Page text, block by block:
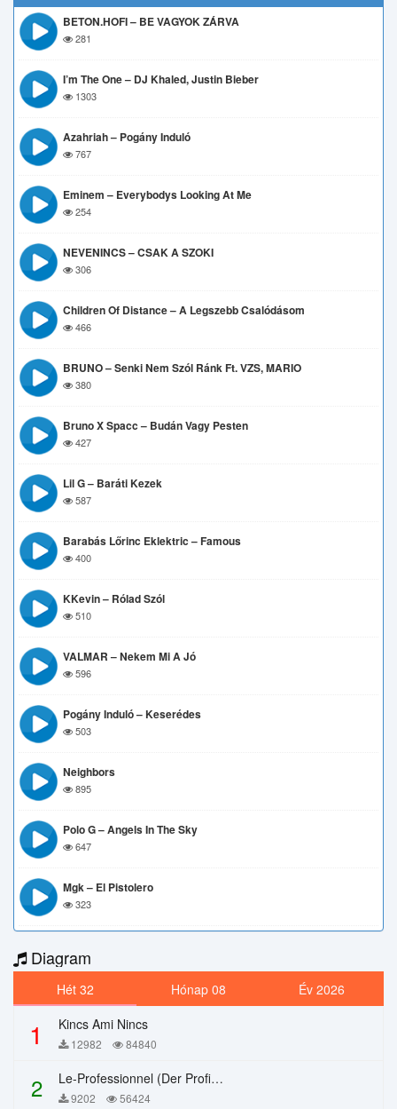
BETON.HOFI – BE VAGYOK ZÁRVA
281
I’m The One – DJ Khaled, Justin Bieber
1303
Azahriah – Pogány Induló
767
Eminem – Everybodys Looking At Me
254
NEVENINCS – CSAK A SZOKI
306
Children Of Distance – A Legszebb Csalódásom
466
BRUNO – Senki Nem Szól Ránk Ft. VZS, MARIO
380
Bruno X Spacc – Budán Vagy Pesten
427
Lil G – Baráti Kezek
587
Barabás Lőrinc Eklektric – Famous
400
KKevin – Rólad Szól
510
VALMAR – Nekem Mi A Jó
596
Pogány Induló – Keserédes
503
Neighbors
895
Polo G – Angels In The Sky
647
Mgk – El Pistolero
323
Diagram
Hét 32 Hónap 08 Év 2026
1 Kincs Ami Nincs
12982 84840
2 Le-Professionnel (Der Profi) – Chi Mai
9202 56424